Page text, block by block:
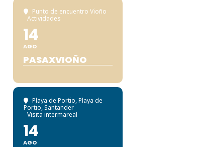
Punto de encuentro Vioño
Actividades
14
AGO
PASAXVIOÑO
Playa de Portio, Playa de
Portio, Santander
Visita intermareal
14
AGO